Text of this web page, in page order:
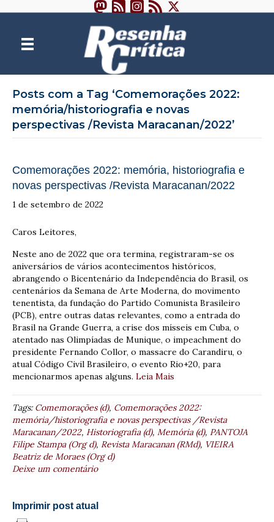
Posts com a Tag ‘Comemorações 2022:
memória/historiografia e novas
perspectivas /Revista Maracanan/2022’
Comemorações 2022: memória, historiografia e
novas perspectivas /Revista Maracanan/2022
1 de setembro de 2022
Caros Leitores,
Neste ano de 2022 que ora termina, registraram-se os
aniversários de vários acontecimentos históricos,
abrangendo o Bicentenário da Independência do Brasil, os
centenários da Semana de Arte Moderna, do movimento
tenentista, da fundação do Partido Comunista Brasileiro
(PCB), entre outras datas relevantes, como a entrada do
Brasil na Grande Guerra, a crise dos mísseis em Cuba, o
atentado nas Olimpíadas de Munique, o impeachment do
presidente Fernando Collor, o massacre do Carandiru, o
atual Código Civil Brasileiro, o evento Rio+20, para
mencionarmos apenas alguns. Leia Mais
Tags:Comemorações (d), Comemorações 2022:
memória/historiografia e novas perspectivas /Revista
Maracanan/2022, Historiografia (d), Memória (d), PANTOJA
Filipe Stampa (Org d), Revista Maracanan (RMd), VIEIRA
Beatriz de Moraes (Org d)
Deixe um comentário
Imprimir post atual